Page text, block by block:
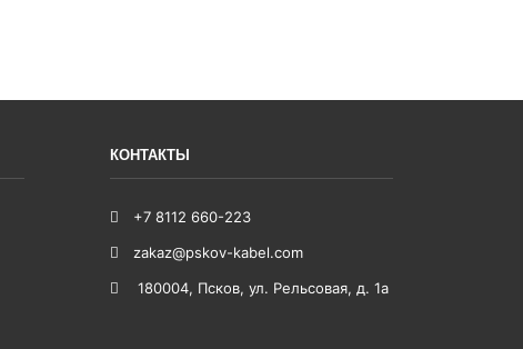
КОНТАКТЫ
+7 8112 660-223
zakaz@pskov-kabel.com
180004, Псков, ул. Рельсовая, д. 1а